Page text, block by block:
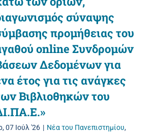
σύναψης
προμήθειας του
online Συνδρομών
Δεδομένων για
έτος για τις ανάγκες
Βιβλιοθηκών του
07 Ιούλ '26 | Νέα του Πανεπιστημίου,